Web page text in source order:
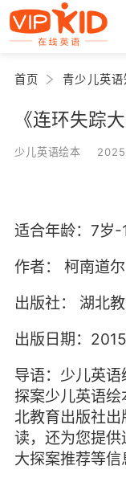
首页 青少儿英语
《连环失踪
少儿英语绘本
适合年龄：7岁-
作者：
柯南道尔
出版社：
湖北
出版日期：
导语：少儿英
探案少儿英语
北教育出版社
读，还为您提
大探案推荐等信